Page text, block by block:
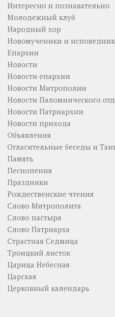
Интересно и познавательно
Молодежный клуб
Народный хор
Новомученики и
Епархии
Новости
Новости епархии
Новости Митрополии
Новости Паломнического
Новости Патриархии
Новости прихода
Объявления
Огласительные беседы и
Память
Песнопения
Праздники
Рождественские чтения
Слово Митрополита
Слово пастыря
Слово Патриарха
Страстная Седмица
Троицкий листок
Царица Небесная
Царская
Церковный календарь